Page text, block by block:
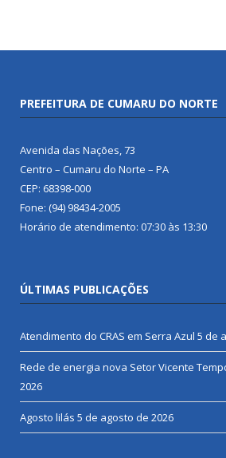
PREFEITURA DE CUMARU DO NORTE
Avenida das Nações, 73
Centro – Cumaru do Norte – PA
CEP: 68398-000
Fone: (94) 98434-2005
Horário de atendimento: 07:30 às 13:30
ÚLTIMAS PUBLICAÇÕES
Atendimento do CRAS em Serra Azul 5 de
Rede de energia nova Setor Vicente
2026
Agosto lilás 5 de agosto de 2026